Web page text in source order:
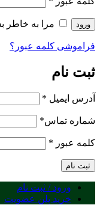
ورود مرا به خاطر
فراموشی کلمه عبور؟
ثبت نام
آدرس ایمیل *
شماره تماس*
کلمه عبور *
ثبت نام
ورود / ثبت نام
خرید پلن عضویت